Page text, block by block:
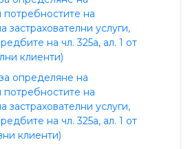
потребностите на
застрахователни услуги,
на чл. 325а, ал. 1 от
клиенти)
определяне на
потребностите на
застрахователни услуги,
на чл. 325а, ал. 1 от
клиенти)